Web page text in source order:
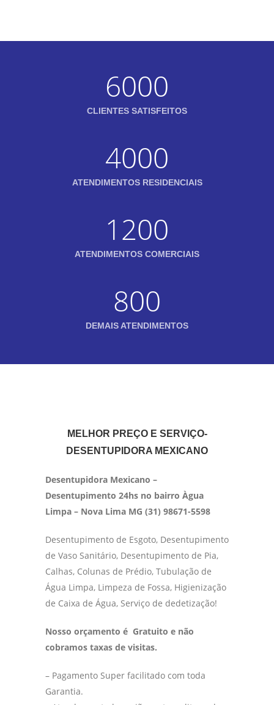
6000
CLIENTES SATISFEITOS
4000
ATENDIMENTOS RESIDENCIAIS
1200
ATENDIMENTOS COMERCIAIS
800
DEMAIS ATENDIMENTOS
MELHOR PREÇO E SERVIÇO-
DESENTUPIDORA MEXICANO
Desentupidora Mexicano –
Desentupimento 24hs no bairro Àgua
Limpa – Nova Lima MG (31) 98671-5598
Desentupimento de Esgoto, Desentupimento
de Vaso Sanitário, Desentupimento de Pia,
Calhas, Colunas de Prédio, Tubulação de
Água Limpa, Limpeza de Fossa, Higienização
de Caixa de Água, Serviço de dedetização!
Nosso orçamento é Gratuito e não
cobramos taxas de visitas.
– Pagamento Super facilitado com toda
Garantia.